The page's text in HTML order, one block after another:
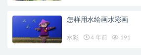
怎样用水绘画水彩画
水彩 4 年前 191